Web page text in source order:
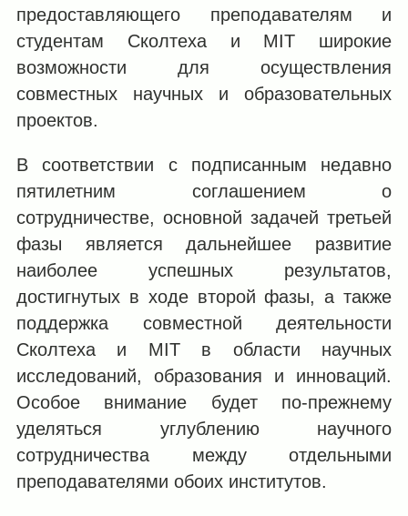
предоставляющего преподавателям и
студентам Сколтеха и MIT широкие
возможности для осуществления
совместных научных и образовательных
проектов.
В соответствии с подписанным недавно
пятилетним соглашением о
сотрудничестве, основной задачей третьей
фазы является дальнейшее развитие
наиболее успешных результатов,
достигнутых в ходе второй фазы, а также
поддержка совместной деятельности
Сколтеха и MIT в области научных
исследований, образования и инноваций.
Особое внимание будет по-прежнему
уделяться углублению научного
сотрудничества между отдельными
преподавателями обоих институтов.